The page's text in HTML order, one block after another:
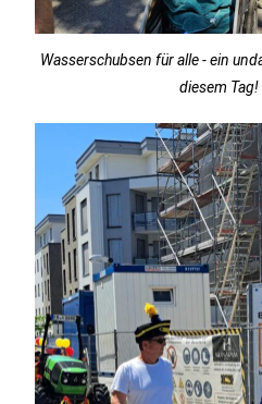
Wasserschubsen für alle - ein
diesem Tag!